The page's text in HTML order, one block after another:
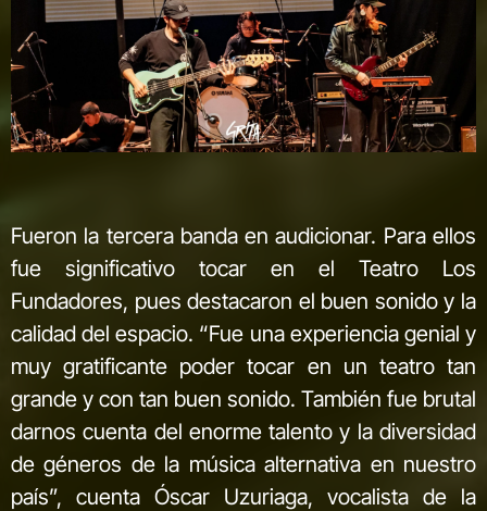
Fueron la tercera banda en audicionar. Para ellos
fue significativo tocar en el Teatro Los
Fundadores, pues destacaron el buen sonido y la
calidad del espacio. “Fue una experiencia genial y
muy gratificante poder tocar en un teatro tan
grande y con tan buen sonido. También fue brutal
darnos cuenta del enorme talento y la diversidad
de géneros de la música alternativa en nuestro
país”, cuenta Óscar Uzuriaga, vocalista de la